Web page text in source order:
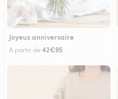
Joyeux anniversaire
À partir de42€95